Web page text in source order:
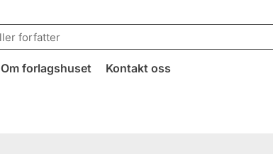
Om forlagshuset Kontakt oss